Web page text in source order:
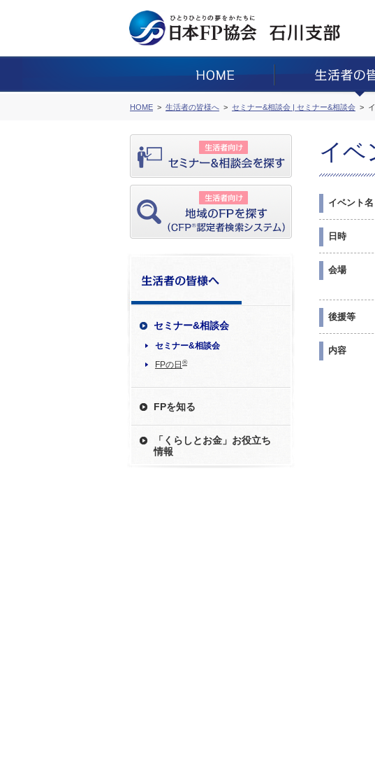
HOME 生活者の皆様へ セミナー&相談会 | セミナー&相談会
セミナー&相談会
セミナー&相談会
FPの日 ®
FPを知る
「くらしとお金」お役立ち
情報
イベ
イベント名
日時
会場
後援等
内容